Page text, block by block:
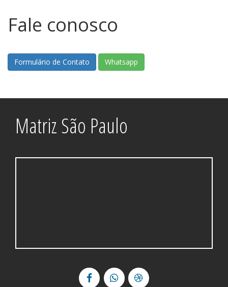
Fale conosco
Formulário de Contato Whatsapp
Matriz São Paulo